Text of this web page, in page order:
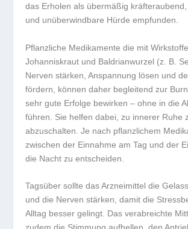
das Erholen als übermäßig
und unüberwindbare Hürde empfunden.
Pflanzliche Medikamente die mit
Johanniskraut und Baldrianwurzel (z. B.
Nerven stärken, Anspannung lösen und
fördern, können daher begleitend zur
sehr gute Erfolge bewirken – ohne in die
führen. Sie helfen dabei, zu innerer Ruhe
abzuschalten. Je nach pflanzlichem
zwischen der Einnahme am Tag und der
die Nacht zu entscheiden.
Tagsüber sollte das Arzneimittel die
und die Nerven stärken, damit die
Alltag besser gelingt. Das verabreichte